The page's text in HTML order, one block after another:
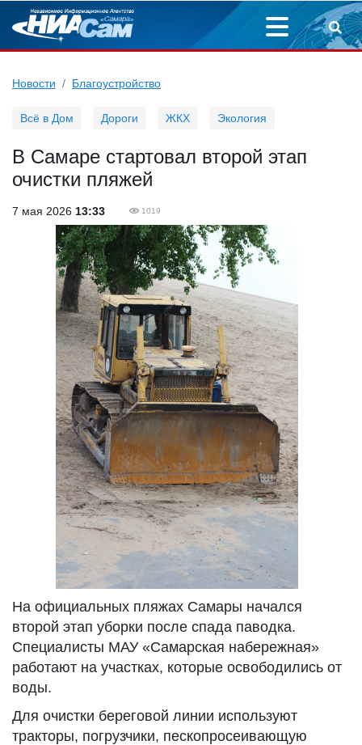
Новости Благоустройство
Всё в Дом Дороги ЖКХ Экология
В Самаре стартовал второй этап
очистки пляжей
7 мая 2026 13:33 1019
На официальных пляжах Самары начался
второй этап уборки после спада паводка.
Специалисты МАУ «Самарская набережная»
работают на участках, которые освободились от
воды.
Для очистки береговой линии используют
тракторы, погрузчики, пескопросеивающую